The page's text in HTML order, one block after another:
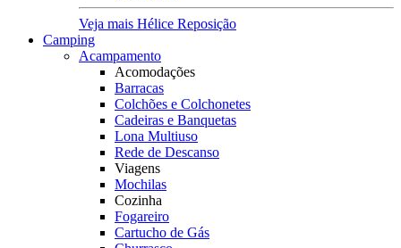
Veja mais Hélice Reposição
Camping
Acampamento
Acomodações
Barracas
Colchões e Colchonetes
Cadeiras e Banquetas
Lona Multiuso
Rede de Descanso
Viagens
Mochilas
Cozinha
Fogareiro
Cartucho de Gás